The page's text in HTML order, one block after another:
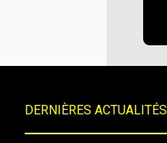
DERNIÈRES ACTUALITÉS